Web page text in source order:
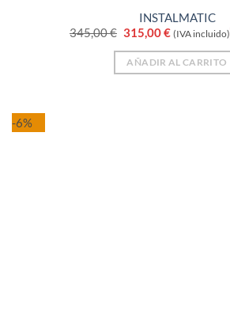
INSTALMATIC
345,00€ El
precio
original
era:
345,00 €.
315,00€El
precio
actual
es:
315,00 €.
(IVA incluido)
AÑADIR AL CARRITO
-6%